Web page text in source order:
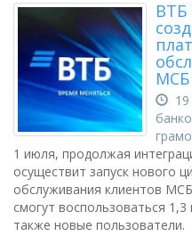
ВТБ
МСБ
1 июля, продолжая
осуществит запуск нового
обслуживания клиентов
смогут воспользоваться
также новые пользователи.